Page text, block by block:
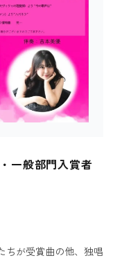
一般部門入賞者
ちが受賞曲の他、独唱